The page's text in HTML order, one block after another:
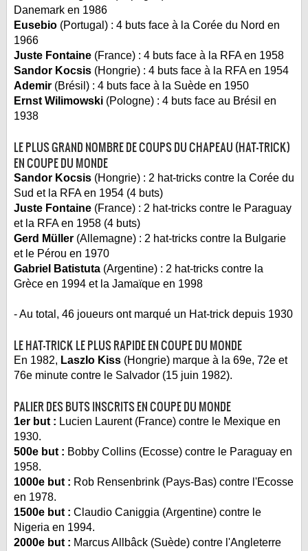
Danemark en 1986
Eusebio(Portugal) : 4 buts face à la Corée du Nord en
1966
Juste Fontaine(France) : 4 buts face à la RFA en 1958
Sandor Kocsis(Hongrie) : 4 buts face à la RFA en 1954
Ademir(Brésil) : 4 buts face à la Suède en 1950
Ernst Wilimowski(Pologne) : 4 buts face au Brésil en
1938
LE PLUS GRAND NOMBRE DE COUPS DU CHAPEAU (HAT-TRICK)
EN COUPE DU MONDE
Sandor Kocsis(Hongrie) : 2 hat-tricks contre la Corée du
Sud et la RFA en 1954 (4 buts)
Juste Fontaine(France) : 2 hat-tricks contre le Paraguay
et la RFA en 1958 (4 buts)
Gerd Müller(Allemagne) : 2 hat-tricks contre la Bulgarie
et le Pérou en 1970
Gabriel Batistuta(Argentine) : 2 hat-tricks contre la
Grèce en 1994 et la Jamaïque en 1998
- Au total, 46 joueurs ont marqué un Hat-trick depuis 1930
LE HAT-TRICK LE PLUS RAPIDE EN COUPE DU MONDE
En 1982, Laszlo Kiss(Hongrie) marque à la 69e, 72e et
76e minute contre le Salvador (15 juin 1982).
PALIER DES BUTS INSCRITS EN COUPE DU MONDE
1er but : Lucien Laurent (France) contre le Mexique en
1930.
500e but : Bobby Collins (Ecosse) contre le Paraguay en
1958.
1000e but : Rob Rensenbrink (Pays-Bas) contre l'Ecosse
en 1978.
1500e but : Claudio Caniggia (Argentine) contre le
Nigeria en 1994.
2000e but : Marcus Allbâck (Suède) contre l'Angleterre